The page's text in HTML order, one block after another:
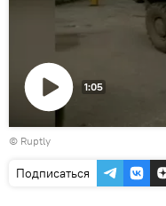
Воспроизвести
видео
1:05
© Ruptly
Подписаться